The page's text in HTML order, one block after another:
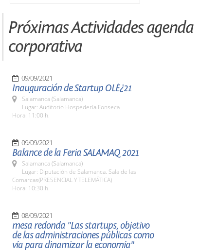
Próximas Actividades agenda
corporativa
09/09/2021
Inauguración de Startup OLÉ¿21
Salamanca (Salamanca)
Lugar: Auditorio Hospedería Fonseca
Hora: 11:00 h.
09/09/2021
Balance de la Feria SALAMAQ 2021
Salamanca (Salamanca)
Lugar: Diputación de Salamanca. Sala de las
Comarcas(PRESENCIAL Y TELEMÁTICA)
Hora: 10:30 h.
08/09/2021
mesa redonda "Las startups, objetivo
de las administraciones públicas como
vía para dinamizar la economía"